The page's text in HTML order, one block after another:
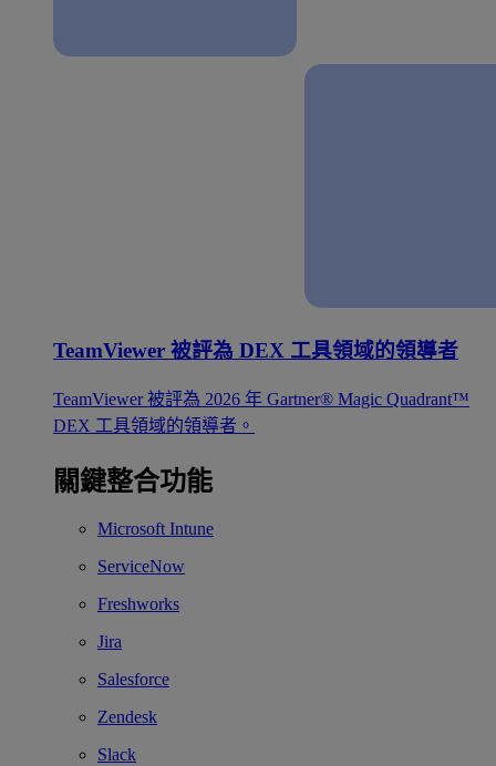
TeamViewer 被評為 DEX 工具領域的領導者
TeamViewer 被評為 2026 年 Gartner® Magic Quadrant™
DEX 工具領域的領導者。
關鍵整合功能
Microsoft Intune
ServiceNow
Freshworks
Jira
Salesforce
Zendesk
Slack